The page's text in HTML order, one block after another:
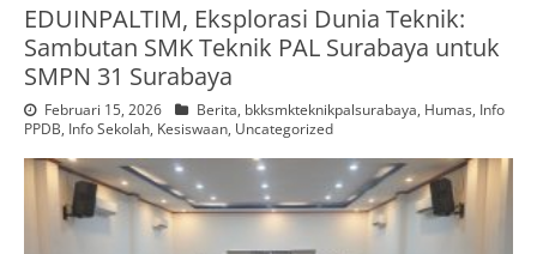
EDUINPALTIM, Eksplorasi Dunia Teknik:
Sambutan SMK Teknik PAL Surabaya untuk
SMPN 31 Surabaya
Februari 15, 2026 Berita, bkksmkteknikpalsurabaya, Humas, Info
PPDB, Info Sekolah, Kesiswaan, Uncategorized